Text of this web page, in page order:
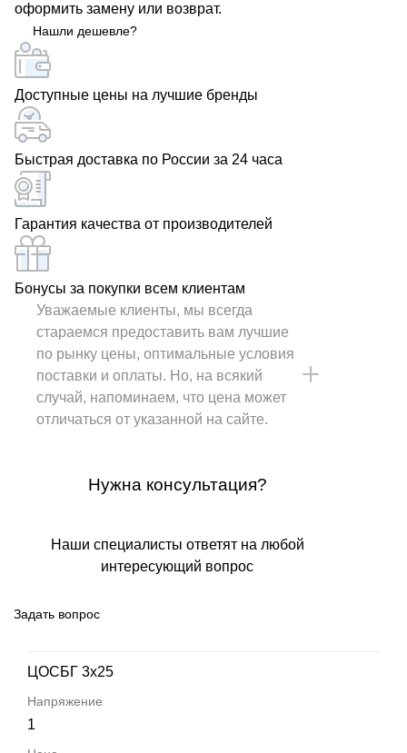
РОСКАБ – ваш надежный партнер!
оформить замену или возврат.
Нашли дешевле?
Доступные цены на лучшие бренды
Быстрая доставка по России за 24 часа
Гарантия качества от производителей
Бонусы за покупки всем клиентам
Уважаемые клиенты, мы всегда
стараемся предоставить вам лучшие
по рынку цены, оптимальные условия
поставки и оплаты. Но, на всякий
случай, напоминаем, что цена может
отличаться от указанной на сайте.
Нужна консультация?
Наши специалисты ответят на любой
интересующий вопрос
Задать вопрос
ЦОСБГ 3х25
1